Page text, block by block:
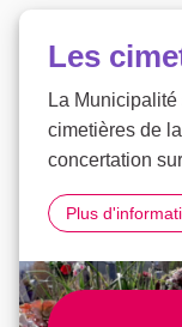
Les
La
cimetières de
concertation
Les cimetières
Plus